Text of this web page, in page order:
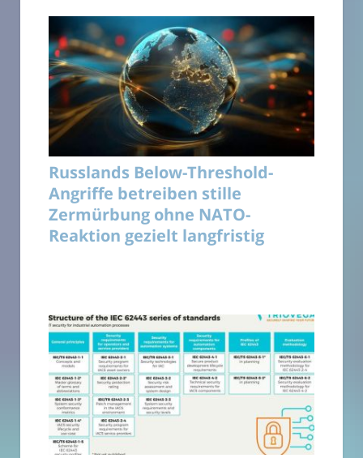
Russlands Below-Threshold-
Angriffe betreiben stille
Zermürbung ohne NATO-
Reaktion gezielt langfristig